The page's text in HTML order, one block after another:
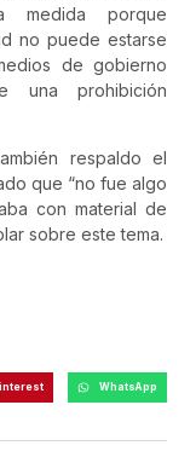
porque
no puede estarse
de gobierno
una prohibición
respaldo el
que “no fue algo
con material de
sobre este tema.
WhatsApp